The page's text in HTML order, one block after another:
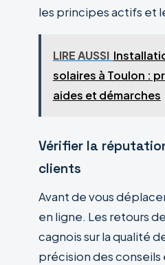
les principes actifs et
LIRE AUSSI
solaires à Toulon :
aides et démarches
Vérifier la
clients
Avant de vous
en ligne. Les retours
cagnois sur la qualité
précision des conseils